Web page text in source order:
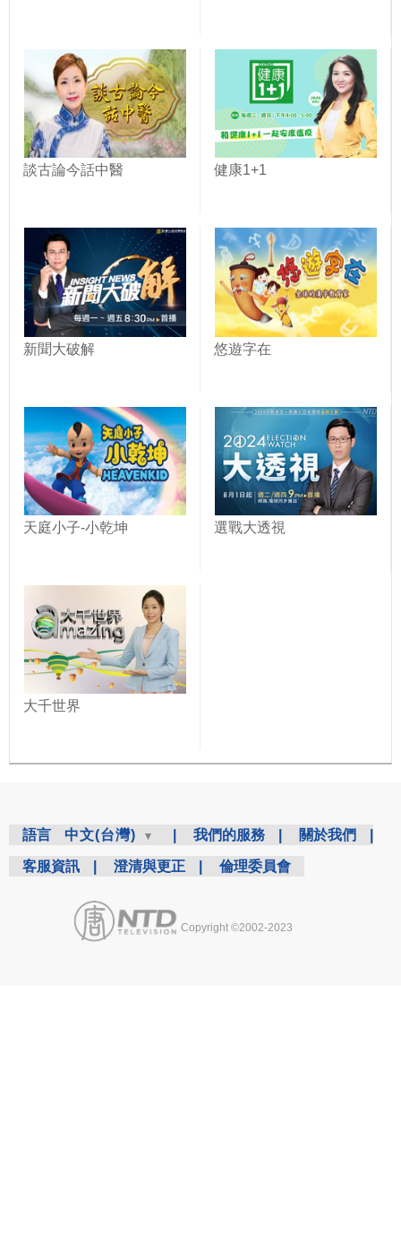
談古論今話中醫 健康1+1
新聞大破解 悠遊字在
天庭小子-小乾坤 選戰大透視
大千世界
語言 中文(台灣) 我們的服務 關於我們
客服資訊 澄清與更正 倫理委員會
Copyright ©2002-2023